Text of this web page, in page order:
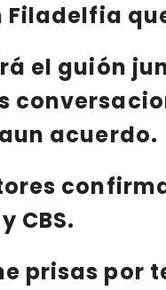
el guión
acuerdo.
y CBS.
prisas por